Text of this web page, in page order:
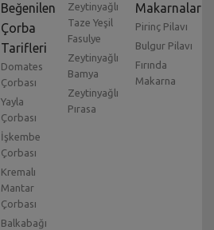
Beğenilen
Çorba
Tarifleri
Domates
Çorbası
Yayla
Çorbası
İşkembe
Çorbası
Kremalı
Mantar
Çorbası
Balkabağı
Zeytinyağlı
Taze Yeşil
Fasulye
Zeytinyağlı
Bamya
Zeytinyağlı
Pırasa
Makarnalar
Pirinç Pilavı
Bulgur Pilavı
Fırında
Makarna